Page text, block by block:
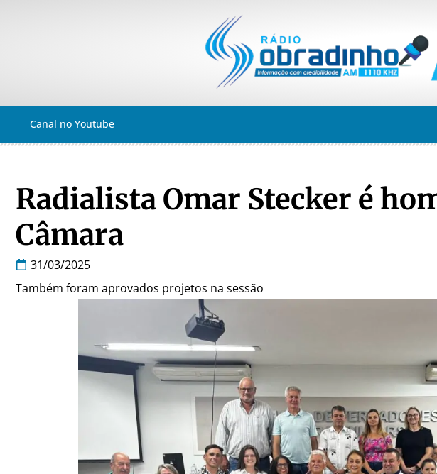
Canal no Youtube
Radialista Omar Stecker é
Câmara
31/03/2025
Também foram aprovados projetos na sessão